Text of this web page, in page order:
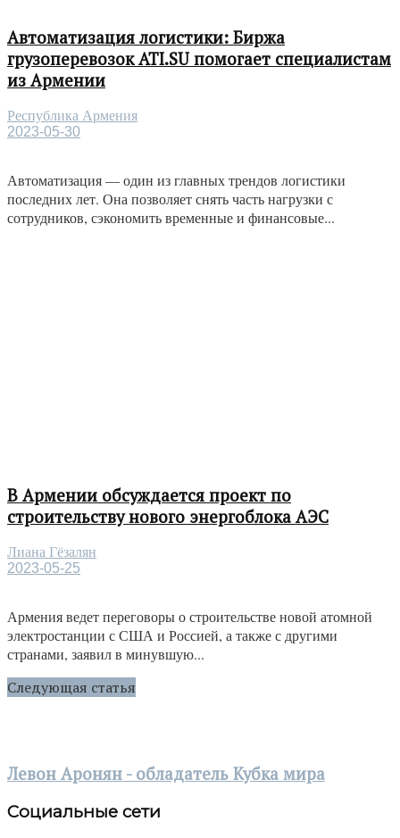
Автоматизация логистики: Биржа
грузоперевозок ATI.SU помогает специалистам
из Армении
Республика Армения
2023-05-30
Автоматизация — один из главных трендов логистики
последних лет. Она позволяет снять часть нагрузки с
сотрудников, сэкономить временные и финансовые...
В Армении обсуждается проект по
строительству нового энергоблока АЭС
Лиана Гёзалян
2023-05-25
Армения ведет переговоры о строительстве новой атомной
электростанции с США и Россией, а также с другими
странами, заявил в минувшую...
Следующая статья
Левон Аронян - обладатель Кубка мира
Социальные сети